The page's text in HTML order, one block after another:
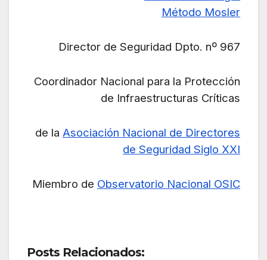
Método Mosler
Director de Seguridad Dpto. nº 967
Coordinador Nacional para la Protección
de Infraestructuras Críticas
de la Asociación Nacional de Directores
de Seguridad Siglo XXI
Miembro de Observatorio Nacional OSIC
Posts Relacionados: